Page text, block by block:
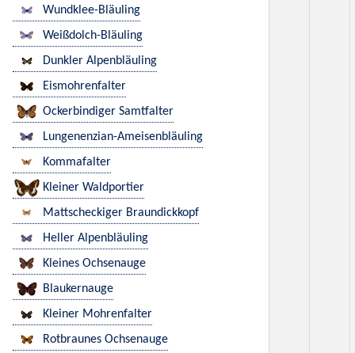
Wundklee-Bläuling
Weißdolch-Bläuling
Dunkler Alpenbläuling
Eismohrenfalter
Ockerbindiger Samtfalter
Lungenenzian-Ameisenbläuling
Kommafalter
Kleiner Waldportier
Mattscheckiger Braundickkopf
Heller Alpenbläuling
Kleines Ochsenauge
Blaukernauge
Kleiner Mohrenfalter
Rotbraunes Ochsenauge